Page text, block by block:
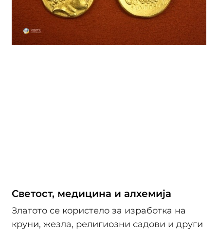
Светост, медицина и алхемија
Златото се користело за изработка на
круни, жезла, религиозни садови и други